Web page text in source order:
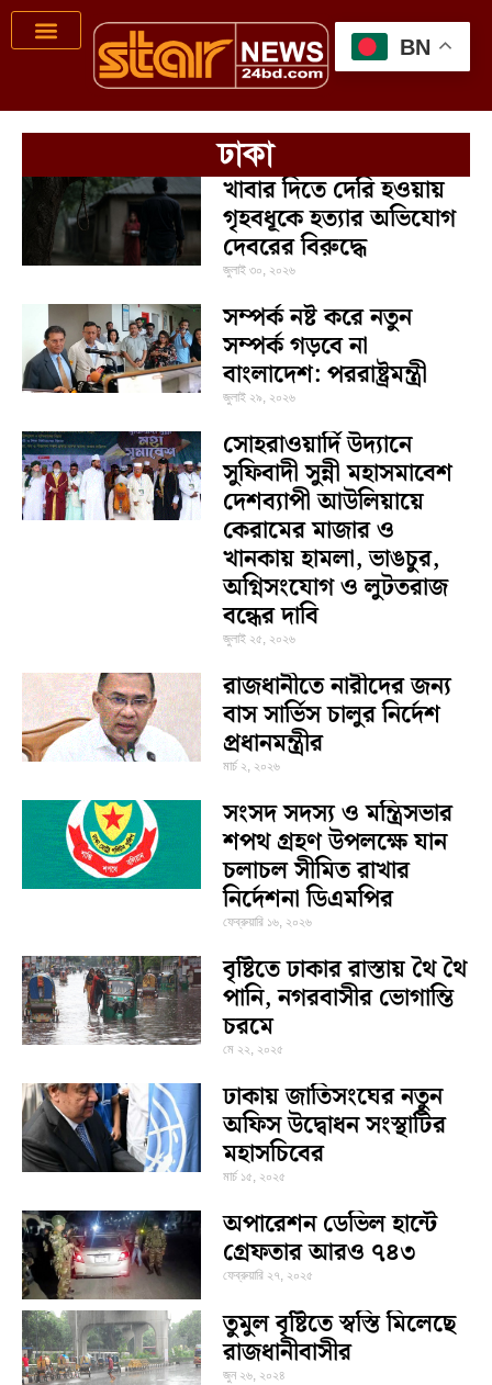
ঢাকা
খাবার দিতে দেরি হওয়ায়
গৃহবধূকে হত্যার অভিযোগ
দেবরের বিরুদ্ধে
জুলাই ৩০, ২০২৬
সম্পর্ক নষ্ট করে নতুন
সম্পর্ক গড়বে না
বাংলাদেশ: পররাষ্ট্রমন্ত্রী
জুলাই ২৯, ২০২৬
সোহরাওয়ার্দি উদ্যানে
সুফিবাদী সুন্নী মহাসমাবেশ
দেশব্যাপী আউলিয়ায়ে
কেরামের মাজার ও
খানকায় হামলা, ভাঙচুর,
অগ্নিসংযোগ ও লুটতরাজ
বন্ধের দাবি
জুলাই ২৫, ২০২৬
রাজধানীতে নারীদের জন্য
বাস সার্ভিস চালুর নির্দেশ
প্রধানমন্ত্রীর
মার্চ ২, ২০২৬
সংসদ সদস্য ও মন্ত্রিসভার
শপথ গ্রহণ উপলক্ষে যান
চলাচল সীমিত রাখার
নির্দেশনা ডিএমপির
ফেব্রুয়ারি ১৬, ২০২৬
বৃষ্টিতে ঢাকার রাস্তায় থৈ থৈ
পানি, নগরবাসীর ভোগান্তি
চরমে
মে ২২, ২০২৫
ঢাকায় জাতিসংঘের নতুন
অফিস উদ্বোধন সংস্থাটির
মহাসচিবের
মার্চ ১৫, ২০২৫
অপারেশন ডেভিল হান্টে
গ্রেফতার আরও ৭৪৩
ফেব্রুয়ারি ২৭, ২০২৫
তুমুল বৃষ্টিতে স্বস্তি মিলেছে
রাজধানীবাসীর
জুন ২৬, ২০২৪
BN